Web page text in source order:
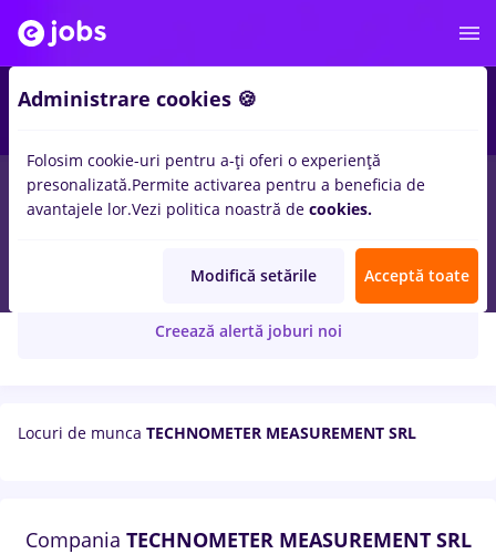
TECHNOMETER MEASUREMENT SRL
Creează alertă joburi noi
Locuri de munca TECHNOMETER MEASUREMENT SRL
Compania TECHNOMETER MEASUREMENT SRL
Administrare cookies 🍪
Folosim cookie-uri pentru a-ți oferi o experiență
presonalizată.Permite activarea pentru a beneficia de
avantajele lor.Vezi politica noastră de cookies.
Modifică setările Acceptă toate